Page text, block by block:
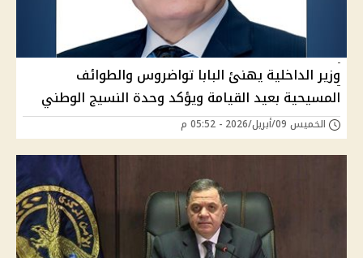
وزير الداخلية يهنئ البابا تواضروس والطوائف
المسيحية بعيد القيامة ويؤكد وحدة النسيج الوطني
الخميس 09/أبريل/2026 - 05:52 م